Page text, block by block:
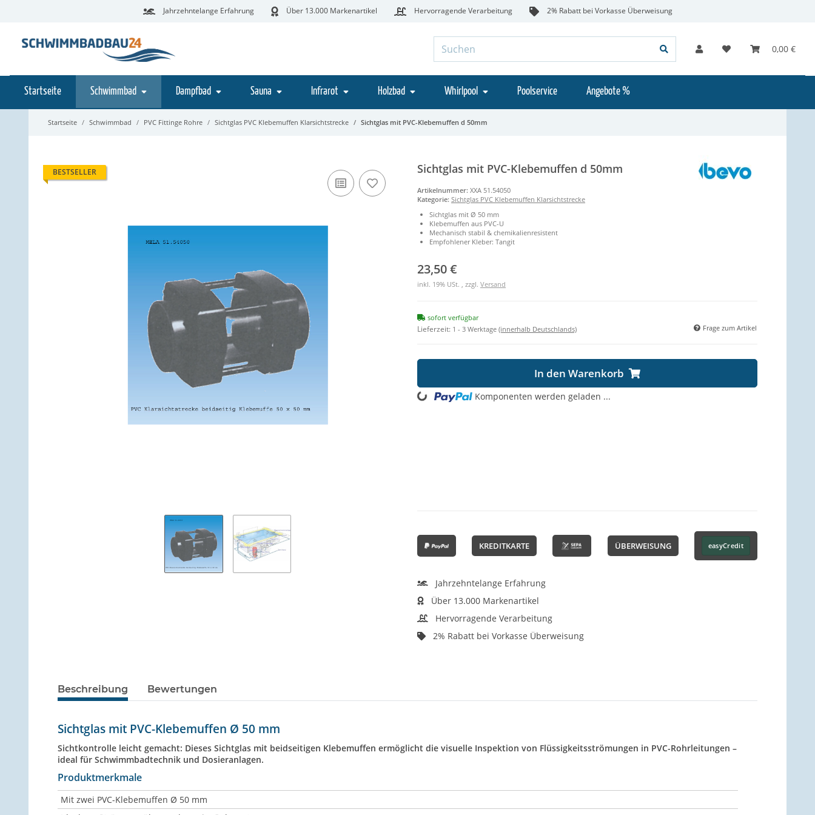
Jahrzehntelange Erfahrung Über 13.000 Markenartikel Hervorragende Verarbeitung 2% Rabatt bei Vorkasse Überweisung
0,00 €
Startseite Schwimmbad Dampfbad Sauna Infrarot Holzbad Whirlpool Poolservice Angebote %
Startseite Schwimmbad PVC Fittinge Rohre Sichtglas PVC Klebemuffen Klarsichtstrecke Sichtglas mit PVC-Klebemuffen d 50mm
BESTSELLER Sichtglas mit PVC-Klebemuffen d 50mm
Artikelnummer: XXA 51.54050
Kategorie: Sichtglas PVC Klebemuffen Klarsichtstrecke
Sichtglas mit Ø 50 mm
Klebemuffen aus PVC-U
Mechanisch stabil & chemikalienresistent
Empfohlener Kleber: Tangit
23,50 €
inkl. 19% USt. , zzgl. Versand
sofort verfügbar
Lieferzeit: 1 - 3 Werktage (innerhalb Deutschlands) Frage zum Artikel
In den Warenkorb
Loading... Komponenten werden geladen ...
KREDITKARTE ÜBERWEISUNG easyCredit
Jahrzehntelange Erfahrung
Über 13.000 Markenartikel
Hervorragende Verarbeitung
2% Rabatt bei Vorkasse Überweisung
Beschreibung Bewertungen
Sichtglas mit PVC-Klebemuffen Ø 50 mm
Sichtkontrolle leicht gemacht: Dieses Sichtglas mit beidseitigen Klebemuffen ermöglicht die visuelle Inspektion von Flüssigkeitsströmungen in PVC-Rohrleitungen –
ideal für Schwimmbadtechnik und Dosieranlagen.
Produktmerkmale
Mit zwei PVC-Klebemuffen Ø 50 mm